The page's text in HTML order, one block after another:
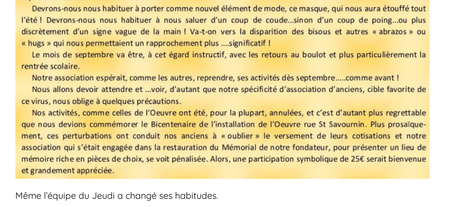
Même l’équipe du Jeudi a changé ses habitudes.